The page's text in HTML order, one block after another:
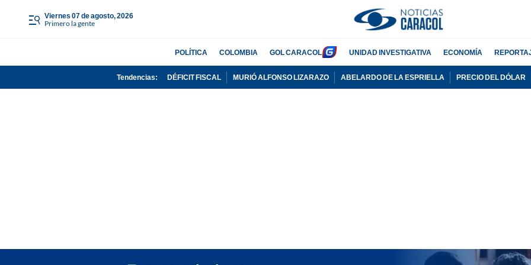
viernes 07 de agosto, 2026
Primero la gente
POLÍTICA COLOMBIA GOL CARACOL UNIDAD INVESTIGATIVA ECONOMÍA
Tendencias: DÉFICIT FISCAL MURIÓ ALFONSO LIZARAZO ABELARDO DE LA ESPRIELLA PRECIO DEL DÓLAR